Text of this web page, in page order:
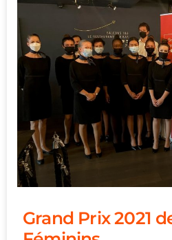
Grand Prix 2021